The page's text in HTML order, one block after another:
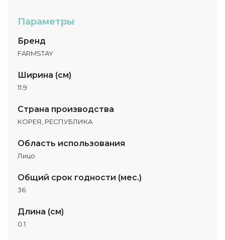
Параметры
Бренд
FARMSTAY
Ширина (см)
11.9
Страна производства
КОРЕЯ, РЕСПУБЛИКА
Область использования
Лицо
Общий срок годности (мес.)
36
Длина (см)
0.1